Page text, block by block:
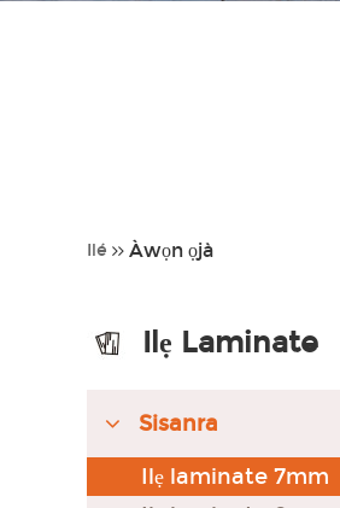
Ilé Àwọn ọjà
Ilẹ Laminate
Sisanra
Ilẹ laminate 7mm